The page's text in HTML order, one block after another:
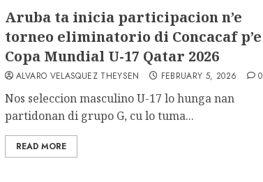
Aruba ta inicia participacion n’e
torneo eliminatorio di Concacaf p’e
Copa Mundial U-17 Qatar 2026
ALVARO VELASQUEZ THEYSEN FEBRUARY 5, 2026 0
Nos seleccion masculino U-17 lo hunga nan
partidonan di grupo G, cu lo tuma...
READ MORE